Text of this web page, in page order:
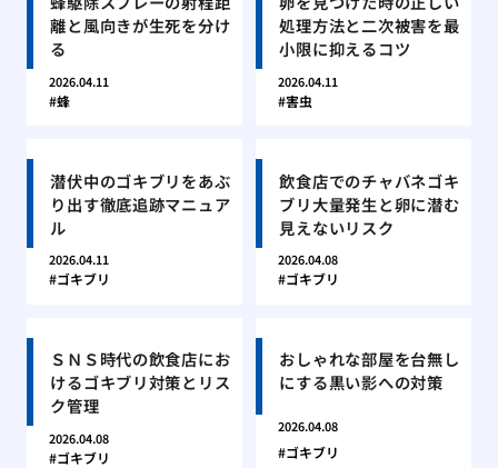
離と風向きが生死を分け
る
2026.04.11
蜂
処理方法と二次被害を最
小限に抑えるコツ
2026.04.11
害虫
潜伏中のゴキブリをあぶ
り出す徹底追跡マニュア
ル
2026.04.11
ゴキブリ
飲食店でのチャバネゴキ
ブリ大量発生と卵に潜む
見えないリスク
2026.04.08
ゴキブリ
ＳＮＳ時代の飲食店にお
けるゴキブリ対策とリス
ク管理
2026.04.08
ゴキブリ
おしゃれな部屋を台無し
にする黒い影への対策
2026.04.08
ゴキブリ